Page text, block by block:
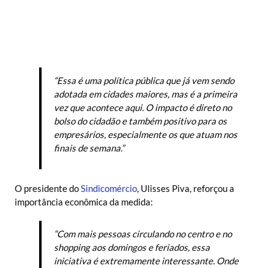
“Essa é uma política pública que já vem sendo
adotada em cidades maiores, mas é a primeira
vez que acontece aqui. O impacto é direto no
bolso do cidadão e também positivo para os
empresários, especialmente os que atuam nos
finais de semana.”
O presidente doSindicomércio, Ulisses Piva, reforçou a
importância econômica da medida:
“Com mais pessoas circulando no centro e no
shopping aos domingos e feriados, essa
iniciativa é extremamente interessante. Onde